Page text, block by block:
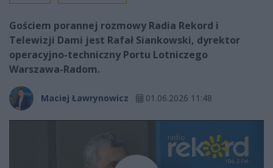
Gościem porannej rozmowy Radia Rekord i
Telewizji Dami jest Rafał Siankowski, dyrektor
operacyjno-techniczny Portu Lotniczego
Warszawa-Radom.
Maciej Ławrynowicz 01.06.2026 11:48